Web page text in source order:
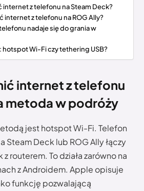
internet z telefonu na Steam Deck?
internet z telefonu na ROG Ally?
nadaje się do grania w
hotspot Wi-Fi czy tethering USB?
internet z telefonu
metoda w podróży
jest hotspot Wi-Fi. Telefon
Steam Deck lub ROG Ally łączy
z routerem. To działa zarówno na
z Androidem. Apple opisuje
funkcję pozwalającą